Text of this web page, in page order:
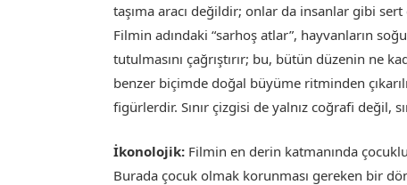
taşıma aracı değildir; onlar da insanlar gibi
Filmin adındaki “sarhoş atlar”, hayvanların
tutulmasını çağrıştırır; bu, bütün düzenin ne
benzer biçimde doğal büyüme ritminden
figürlerdir. Sınır çizgisi de yalnız coğrafi değil,
İkonolojik: Filmin en derin katmanında
Burada çocuk olmak korunması gereken bir